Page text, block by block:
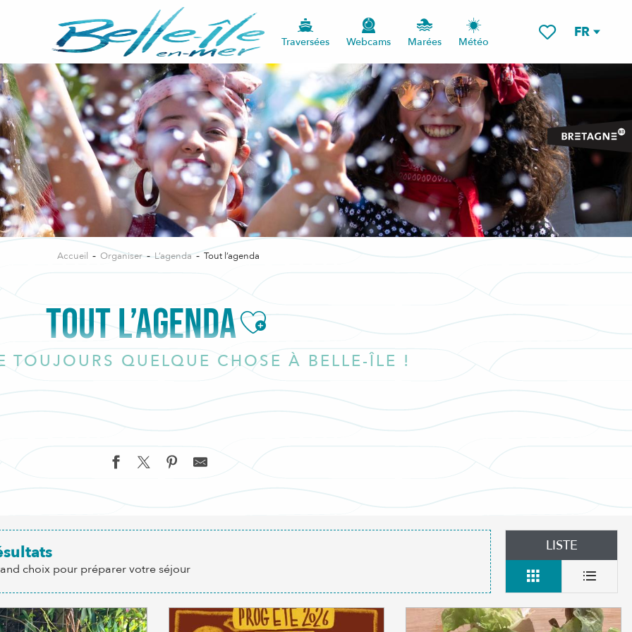
FR
Traversées Webcams Marées Météo
Accueil Organiser L’agenda Tout l’agenda
TOUT L’AGENDAAjouter aux favoris
TOUJOURS QUELQUE CHOSE À BELLE-ÎLE !
choix pour préparer votre séjour
LISTE